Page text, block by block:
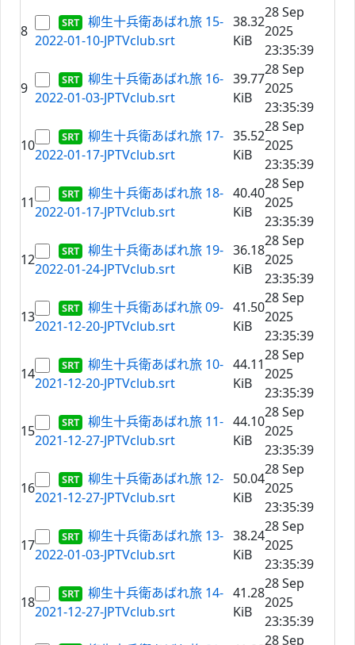
8
柳生十兵衛あばれ旅 15-
2022-01-10-JPTVclub.srt
38.32
KiB
28 Sep
2025
23:35:39
9
柳生十兵衛あばれ旅 16-
2022-01-03-JPTVclub.srt
39.77
KiB
28 Sep
2025
23:35:39
10
柳生十兵衛あばれ旅 17-
2022-01-17-JPTVclub.srt
35.52
KiB
28 Sep
2025
23:35:39
11
柳生十兵衛あばれ旅 18-
2022-01-17-JPTVclub.srt
40.40
KiB
28 Sep
2025
23:35:39
12
柳生十兵衛あばれ旅 19-
2022-01-24-JPTVclub.srt
36.18
KiB
28 Sep
2025
23:35:39
13
柳生十兵衛あばれ旅 09-
2021-12-20-JPTVclub.srt
41.50
KiB
28 Sep
2025
23:35:39
14
柳生十兵衛あばれ旅 10-
2021-12-20-JPTVclub.srt
44.11
KiB
28 Sep
2025
23:35:39
15
柳生十兵衛あばれ旅 11-
2021-12-27-JPTVclub.srt
44.10
KiB
28 Sep
2025
23:35:39
16
柳生十兵衛あばれ旅 12-
2021-12-27-JPTVclub.srt
50.04
KiB
28 Sep
2025
23:35:39
17
柳生十兵衛あばれ旅 13-
2022-01-03-JPTVclub.srt
38.24
KiB
28 Sep
2025
23:35:39
18
柳生十兵衛あばれ旅 14-
2021-12-27-JPTVclub.srt
41.28
KiB
28 Sep
2025
23:35:39
28 Sep